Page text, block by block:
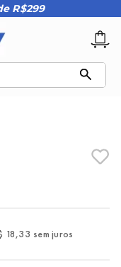
R$299
18,33 sem juros